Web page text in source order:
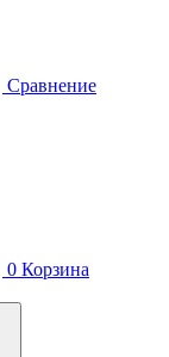
Сравнение
0 Корзина